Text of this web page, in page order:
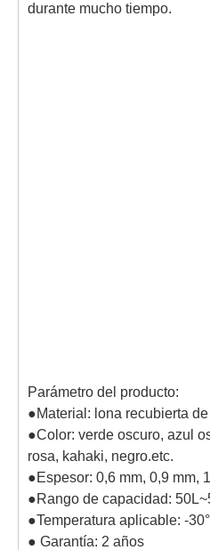
durante mucho tiempo.
Parámetro del producto:
●Material: lona recubierta
●Color: verde oscuro, azul
rosa, kahaki, negro.etc.
●Espesor: 0,6 mm, 0,9 mm,
●Rango de capacidad:
●Temperatura aplicable: -
● Garantía: 2 años